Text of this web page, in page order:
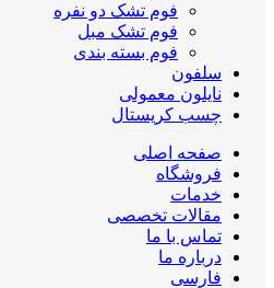
فوم تشک دو نفره
فوم تشک مبل
فوم بسته بندی
سلفون
نایلون معمولی
چسب کریستال
صفحه اصلی
فروشگاه
خدمات
مقالات تخصصی
تماس با ما
درباره ما
فارسی